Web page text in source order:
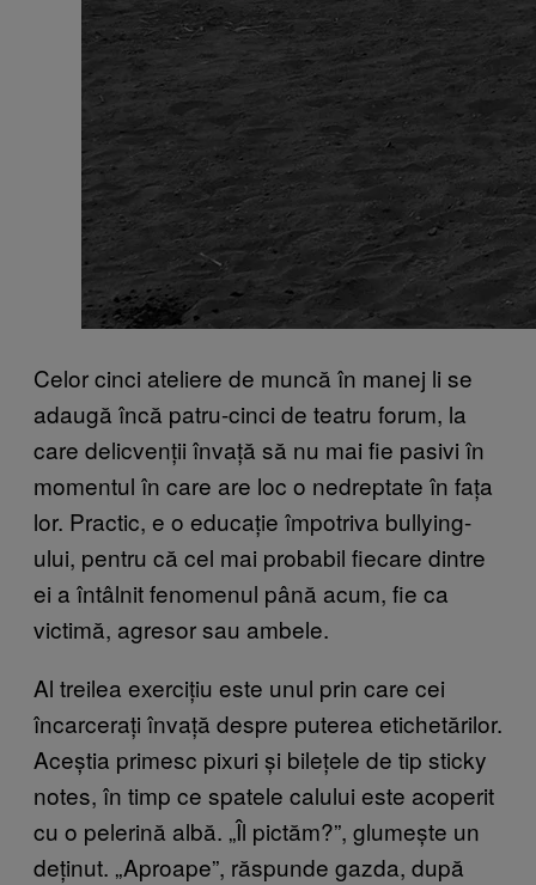
Celor cinci ateliere de muncă în manej li se
adaugă încă patru-cinci de teatru forum, la
care delicvenții învață să nu mai fie pasivi în
momentul în care are loc o nedreptate în fața
lor. Practic, e o educație împotriva bullying-
ului, pentru că cel mai probabil fiecare dintre
ei a întâlnit fenomenul până acum, fie ca
victimă, agresor sau ambele.
Al treilea exercițiu este unul prin care cei
încarcerați învață despre puterea etichetărilor.
Aceștia primesc pixuri și bilețele de tip sticky
notes, în timp ce spatele calului este acoperit
cu o pelerină albă. „Îl pictăm?”, glumește un
deținut. „Aproape”, răspunde gazda, după